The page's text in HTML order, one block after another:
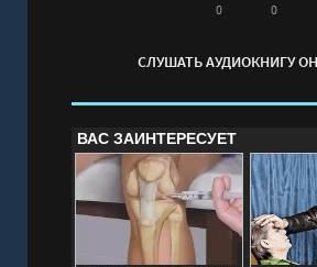
СЛУШАТЬ АУДИОКНИГУ
0 0